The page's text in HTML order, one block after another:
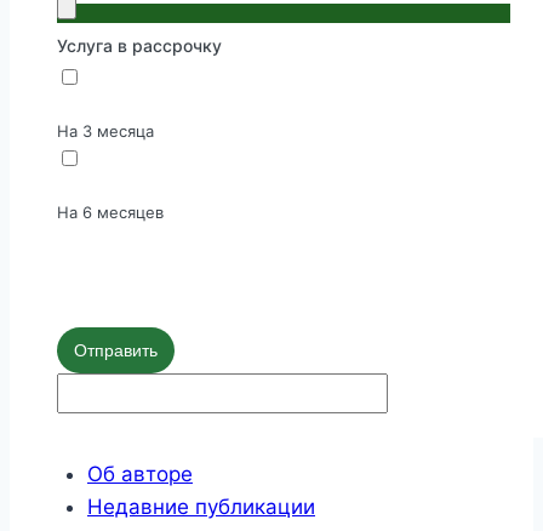
Услуга в рассрочку
На 3 месяца
На 6 месяцев
Отправить
Об авторе
Недавние публикации